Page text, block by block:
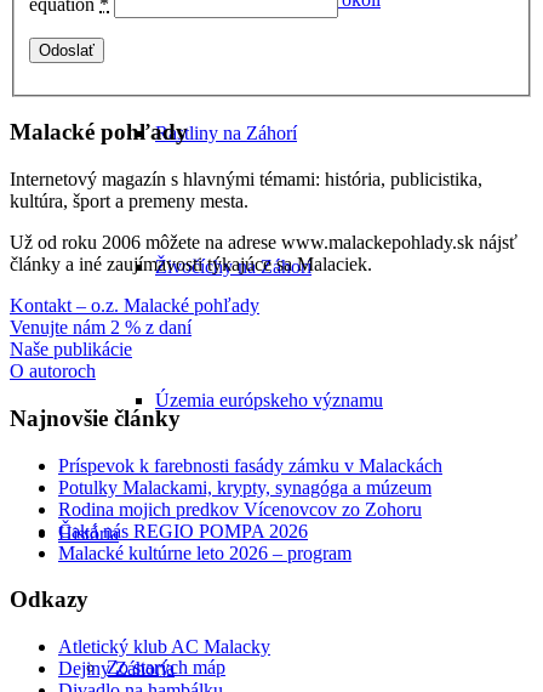
Rastliny na Záhorí
Živočíchy na Záhorí
Územia európskeho významu
História
Zo starých máp
Malacké pohľady
Internetový magazín s hlavnými témami: história, publicistika,
kultúra, šport a premeny mesta.
Už od roku 2006 môžete na adrese www.malackepohlady.sk nájsť
články a iné zaujímavosti týkajúce sa Malaciek.
Kontakt – o.z. Malacké pohľady
Venujte nám 2 % z daní
Naše publikácie
O autoroch
Najnovšie články
Príspevok k farebnosti fasády zámku v Malackách
Potulky Malackami, krypty, synagóga a múzeum
Rodina mojich predkov Vícenovcov zo Zohoru
Čaká nás REGIO POMPA 2026
Malacké kultúrne leto 2026 – program
Odkazy
Atletický klub AC Malacky
Dejiny Záhoria